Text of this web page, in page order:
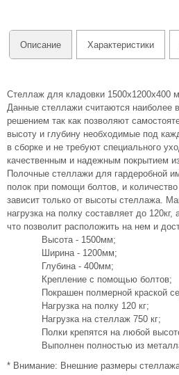
Описание Характеристики
Стеллаж для кладовки 1500х1200х400
Данные стеллажи считаются наиболее
решением так как позволяют
высоту и глубину необходимые под
в сборке и не требуют специального
качественным и надежным покрытием
Полочные стеллажи для гардеробной
полок при помощи болтов, и
зависит только от высоты стеллажа.
нагрузка на полку составляет до
что позволит расположить на нем и
Высота - 1500мм;
Ширина - 1200мм;
Глубина - 400мм;
Крепление с помощью болтов;
Покрашен полмерной краской
Нагрузка на полку 120 кг;
Нагрузка на стеллаж 750 кг;
Полки крепятся на любой
Выполнен полностью из
* Внимание: Внешние размеры